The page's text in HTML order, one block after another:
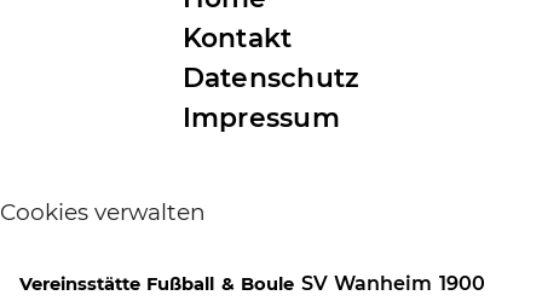
Kontakt
Datenschutz
Impressum
Cookies verwalten
Vereinsstätte Fußball & Boule SV Wanheim 1900